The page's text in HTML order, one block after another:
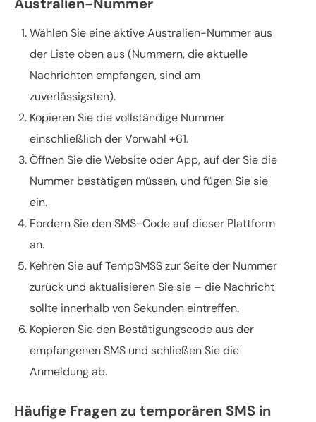
Australien-Nummer
Wählen Sie eine aktive Australien-Nummer aus
der Liste oben aus (Nummern, die aktuelle
Nachrichten empfangen, sind am
zuverlässigsten).
Kopieren Sie die vollständige Nummer
einschließlich der Vorwahl +61.
Öffnen Sie die Website oder App, auf der Sie die
Nummer bestätigen müssen, und fügen Sie sie
ein.
Fordern Sie den SMS-Code auf dieser Plattform
an.
Kehren Sie auf TempSMSS zur Seite der Nummer
zurück und aktualisieren Sie sie – die Nachricht
sollte innerhalb von Sekunden eintreffen.
Kopieren Sie den Bestätigungscode aus der
empfangenen SMS und schließen Sie die
Anmeldung ab.
Häufige Fragen zu temporären SMS in